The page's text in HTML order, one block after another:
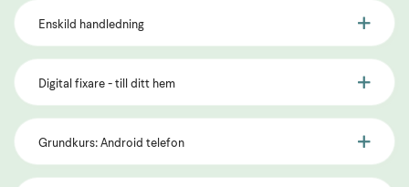
Enskild handledning
Digital fixare - till ditt hem
Grundkurs: Android telefon